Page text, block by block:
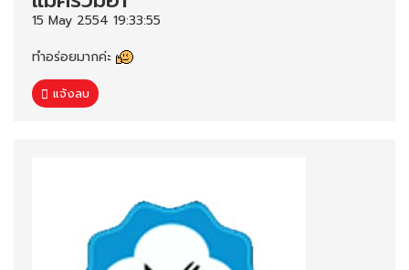
15 May 2554 19:33:55
ทำอร่อยมากค่ะ
แจ้งลบ